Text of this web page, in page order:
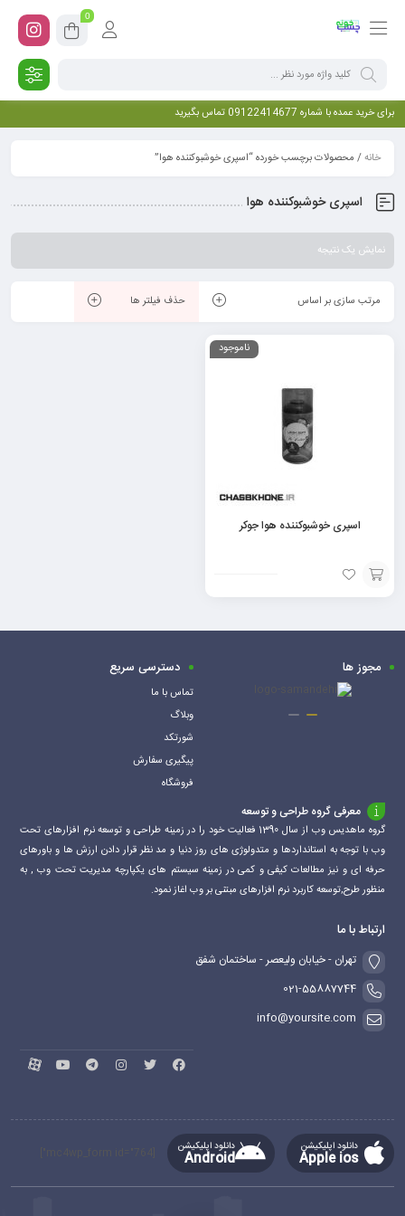
0
برای خرید عمده با شماره 09122414677 تماس بگیرید
خانه/ محصولات برچسب خورده “اسپری خوشبوکننده هوا”
اسپری خوشبوکننده هوا
نمایش یک نتیجه
مرتب سازی بر اساس حذف فیلتر ها
ناموجود
اسپری خوشبوکننده هوا جوکر
افزودن
به
مجوز ها دسترسی سریع
تماس با ما
وبلاگ
شورتکد
پیگیری سفارش
فروشگاه
معرفی گروه طراحی و توسعه
گروه ماهدیس وب از سال 1390 فعالیت خود را در زمینه طراحی و توسعه نرم افزارهای تحت
وب با توجه به استانداردها و متدولوژی های روز دنیا و مد نظر قرار دادن ارزش ها و باورهای
حرفه ای و نیز مطالعات کیفی و کمی در زمینه سیستم های یکپارچه مدیریت تحت وب , به
منظور طرح,توسعه کاربرد نرم افزارهای مبتنی بر وب اغاز نمود.
ارتباط با ما
تهران - خیابان ولیعصر - ساختمان شفق
021-55887744
info@yoursite.com
دانلود اپلیکیشن
Apple ios
دانلود اپلیکیشن
Android